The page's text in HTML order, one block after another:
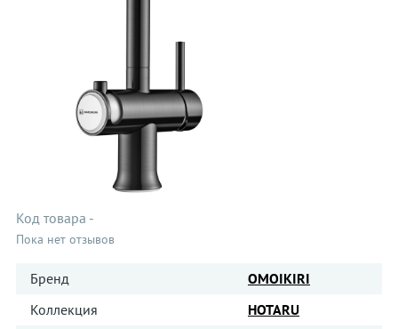
Код товара -
Пока нет отзывов
Бренд
OMOIKIRI
Коллекция
HOTARU